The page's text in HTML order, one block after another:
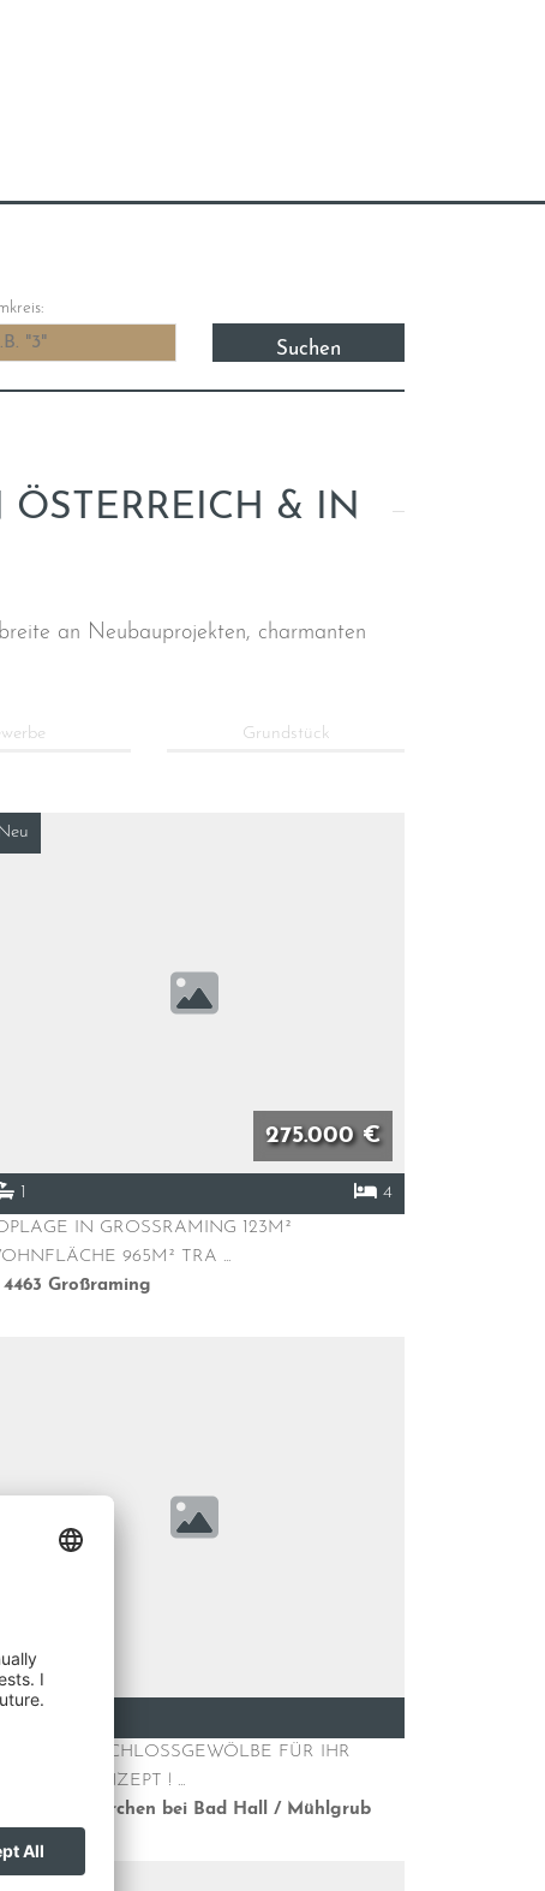
& IN
an Neubauprojekten, charmanten
Grundstück
275.000 €
1
4
IN GROSSRAMING 123M²
965M² TRA ...
4463 Großraming
SCHLOSSGEWÖLBE FÜR IHR
! ...
Pfarrkirchen bei Bad Hall / Mühlgrub